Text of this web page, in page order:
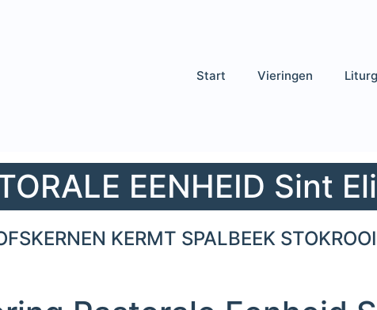
Start Vieringen
EENHEID Sint
KERMT SPALBEEK